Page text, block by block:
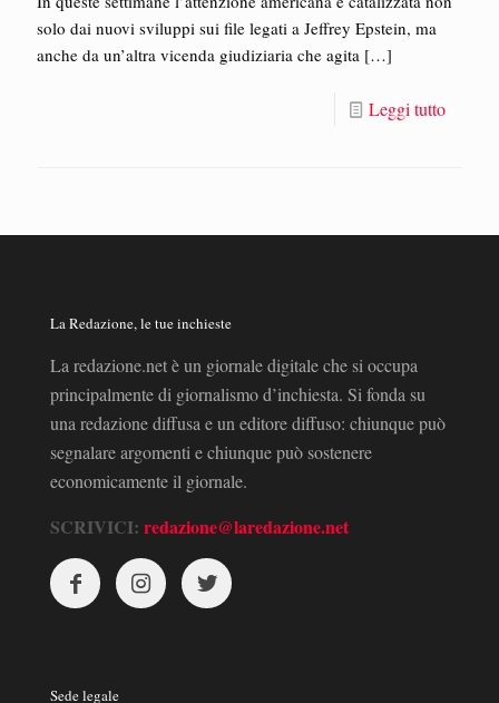
solo dai nuovi sviluppi sui file legati a Jeffrey Epstein, ma
anche da un’altra vicenda giudiziaria che agita […]
Leggi tutto
La Redazione, le tue inchieste
La redazione.net è un giornale digitale che si occupa
principalmente di giornalismo d’inchiesta. Si fonda su
una redazione diffusa e un editore diffuso: chiunque può
segnalare argomenti e chiunque può sostenere
economicamente il giornale.
SCRIVICI: redazione@laredazione.net
Sede legale